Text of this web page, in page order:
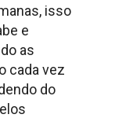
isso
e
as
cada vez
do